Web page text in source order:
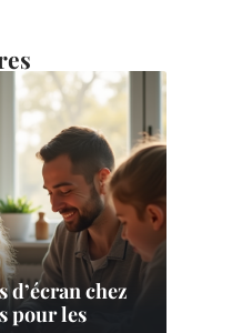
chez
pour les